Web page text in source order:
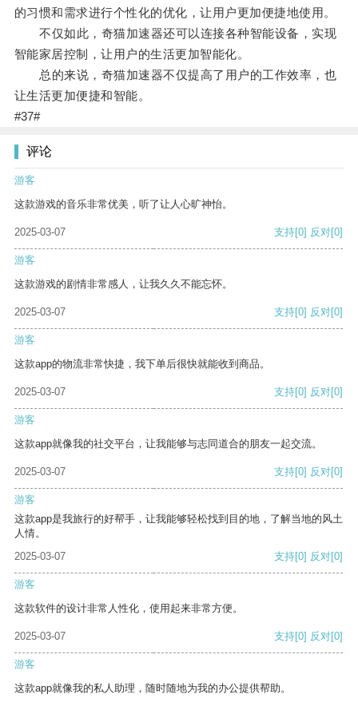
的习惯和需求进行个性化的优化，让用户更加便捷地使用。
不仅如此，奇猫加速器还可以连接各种智能设备，实现
智能家居控制，让用户的生活更加智能化。
总的来说，奇猫加速器不仅提高了用户的工作效率，也
让生活更加便捷和智能。
#37#
评论
游客
这款游戏的音乐非常优美，听了让人心旷神怡。
2025-03-07 支持[0] 反对[0]
游客
这款游戏的剧情非常感人，让我久久不能忘怀。
2025-03-07 支持[0] 反对[0]
游客
这款app的物流非常快捷，我下单后很快就能收到商品。
2025-03-07 支持[0] 反对[0]
游客
这款app就像我的社交平台，让我能够与志同道合的朋友一起交流。
2025-03-07 支持[0] 反对[0]
游客
这款app是我旅行的好帮手，让我能够轻松找到目的地，了解当地的风土
人情。
2025-03-07
支持[0] 反对[0]
游客
这款软件的设计非常人性化，使用起来非常方便。
2025-03-07 支持[0] 反对[0]
游客
这款app就像我的私人助理，随时随地为我的办公提供帮助。